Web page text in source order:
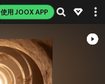
使用 JOOX APP